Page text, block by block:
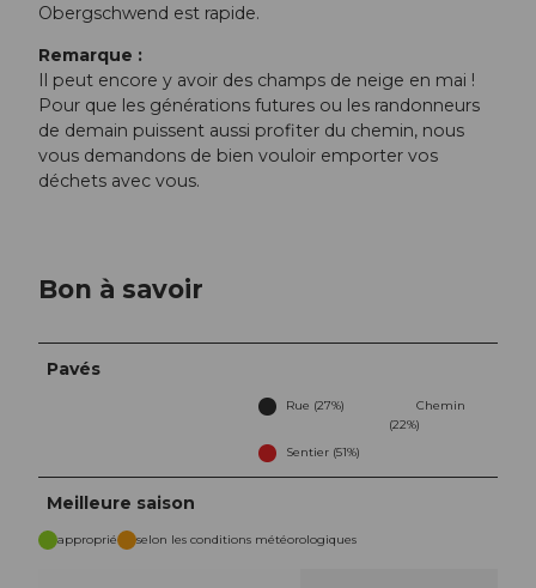
Obergschwend est rapide.
Remarque :
Il peut encore y avoir des champs de neige en mai !
Pour que les générations futures ou les randonneurs
de demain puissent aussi profiter du chemin, nous
vous demandons de bien vouloir emporter vos
déchets avec vous.
Bon à savoir
Pavés
Rue (27%)
Chemin
(22%)
Sentier (51%)
Meilleure saison
approprié selon les conditions météorologiques